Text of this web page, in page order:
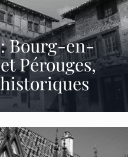
Bourg-en-
Pérouges,